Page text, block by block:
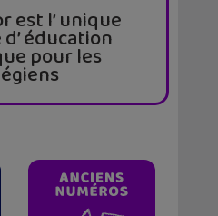
est l’ unique
éducation
pour les